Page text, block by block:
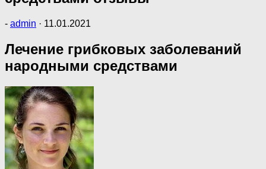
- admin · 11.01.2021
Лечение грибковых заболеваний
народными средствами